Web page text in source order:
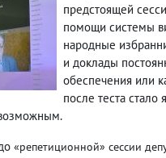
предстоящей
помощи системы
народные
и доклады
обеспечения или
после теста стало
«репетиционной» сессии